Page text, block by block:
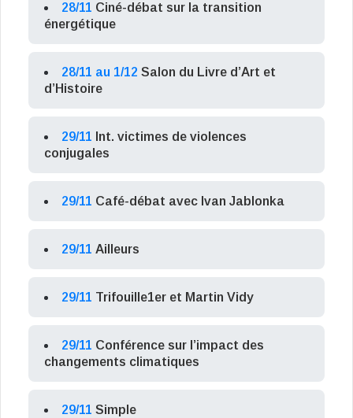
28/11 Ciné-débat sur la transition
énergétique
28/11 au 1/12 Salon du Livre d’Art et
d’Histoire
29/11 Int. victimes de violences
conjugales
29/11 Café-débat avec Ivan Jablonka
29/11 Ailleurs
29/11 Trifouille1er et Martin Vidy
29/11 Conférence sur l’impact des
changements climatiques
29/11 Simple